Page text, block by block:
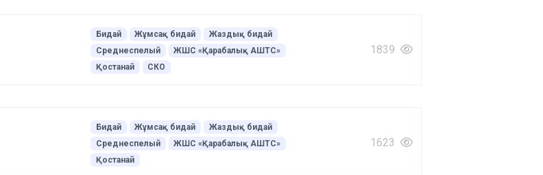
Бидай Жұмсақ бидай
Жаздық бидай
Среднеспелый
ЖШС «Қарабалық АШТС»
Қостанай
СКО
1839
Бидай Жұмсақ бидай
Жаздық бидай
Среднеспелый
ЖШС «Қарабалық АШТС»
Қостанай
1623